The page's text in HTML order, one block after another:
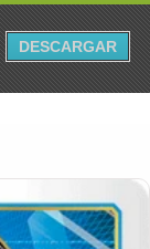
DESCARGAR